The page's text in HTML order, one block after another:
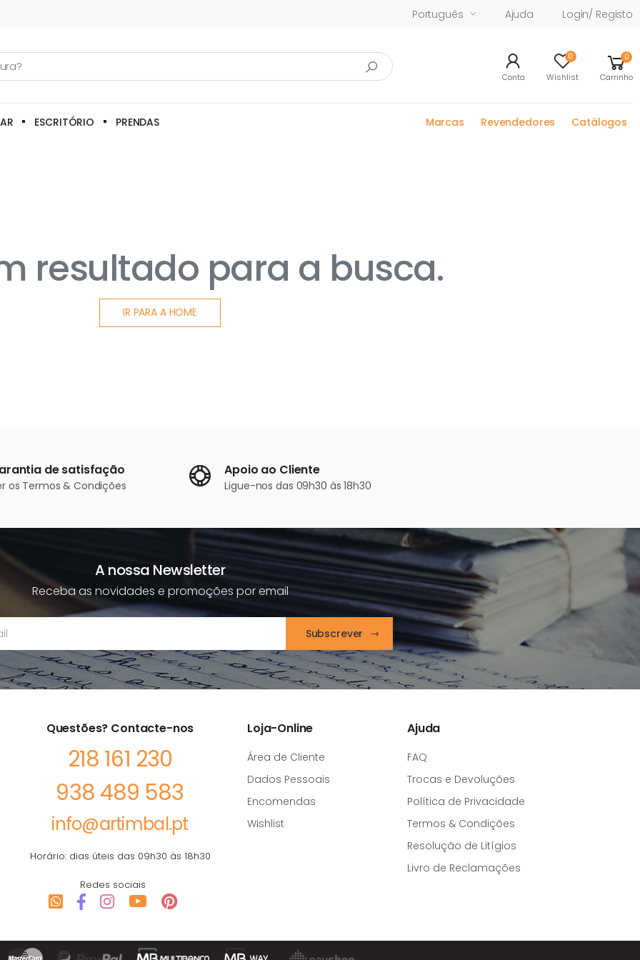
Português Ajuda Login/ Registo
Conta
0
Wishlist
0
Carrinho
ESCRITÓRIO PRENDAS Marcas Revendedores Catálogos
resultado para a busca.
IR PARA A HOME
de satisfação
os Termos & Condições
Apoio ao Cliente
Ligue-nos das 09h30 às 18h30
A nossa Newsletter
Receba as novidades e promoções por email
Subscrever
Questões? Contacte-nos
218 161 230
938 489 583
info@artimbal.pt
Horário: dias úteis das 09h30 às 18h30
Redes sociais
Loja-Online
Área de Cliente
Dados Pessoais
Encomendas
Wishlist
Ajuda
FAQ
Trocas e Devoluções
Política de Privacidade
Termos & Condições
Resolução de Litígios
Livro de Reclamações